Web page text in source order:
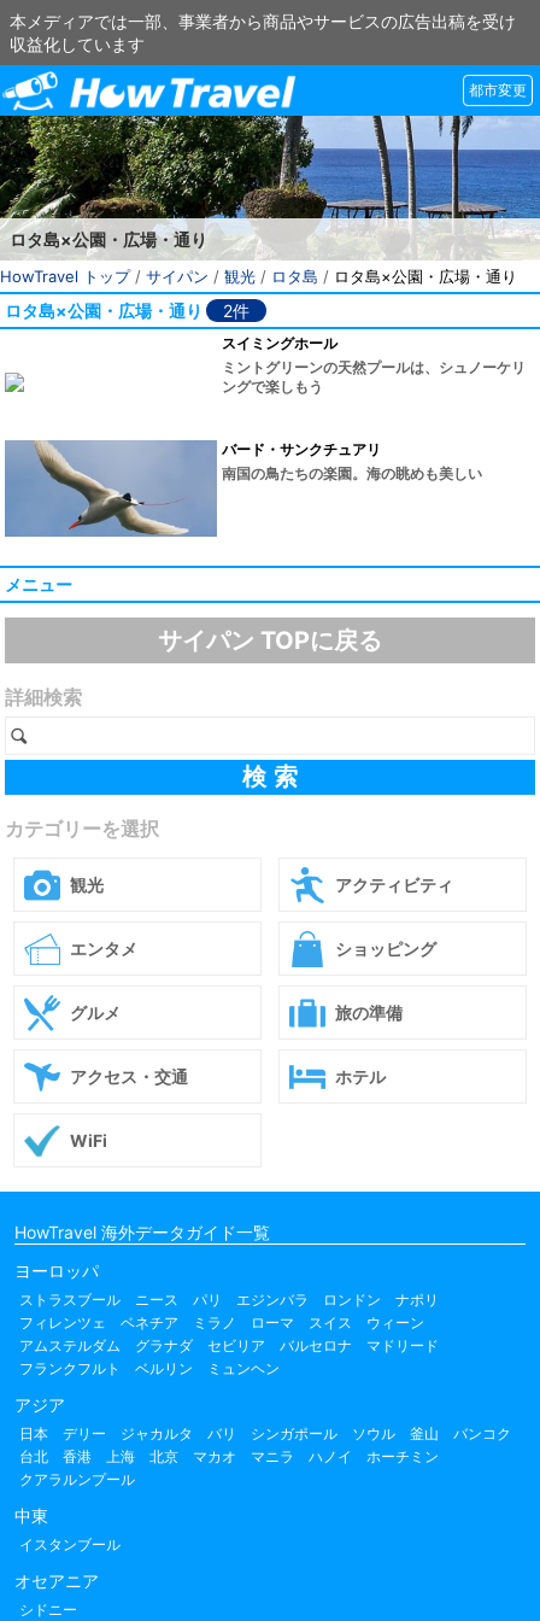
本メディアでは一部、事業者から商品やサービスの広告出稿を受け
収益化しています
都市変更
ロタ島×公園・広場・通り
HowTravel トップ/ サイパン / 観光 / ロタ島 / ロタ島×公園・広場・通り
ロタ島×公園・広場・通り 2件
スイミングホール
ミントグリーンの天然プールは、シュノーケリ
ングで楽しもう
バード・サンクチュアリ
南国の鳥たちの楽園。海の眺めも美しい
メニュー
サイパン TOPに戻る
詳細検索
カテゴリーを選択
観光 アクティビティ
エンタメ ショッピング
グルメ 旅の準備
アクセス・交通 ホテル
WiFi
HowTravel 海外データガイド一覧
ヨーロッパ
ストラスブール ニース パリ エジンバラ ロンドン
ナポリ
フィレンツェ
ベネチア ミラノ ローマ スイス
ウィーン
アムステルダム
グラナダ セビリア バルセロナ
マドリード
フランクフルト
ベルリン ミュンヘン
アジア
日本 デリー ジャカルタ バリ シンガポール ソウル 釜山
バンコク
台北
香港 上海 北京 マカオ マニラ ハノイ
ホーチミン
クアラルンプール
中東
イスタンブール
オセアニア
シドニー